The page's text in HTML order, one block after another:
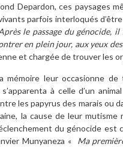
Depardon, ces paysages
parfois interloqués
le passage du génocide,
en plein jour, aux yeux
et chargée de trouver les
mémoire leur occasionne
à celle d’un
les papyrus des marais ou
la cause de leur
du génocide est
Munyaneza « Ma